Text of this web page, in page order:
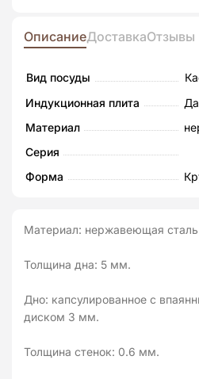
1,094.00₴.
ОписаниеДоставкаОтзывы
Вид посуды
Индукционная плита
Да
Материал
Серия
Форма
Материал: нержавеющая
Толщина дна: 5 мм.
Дно: капсулированное с
диском 3 мм.
Толщина стенок: 0.6 мм.